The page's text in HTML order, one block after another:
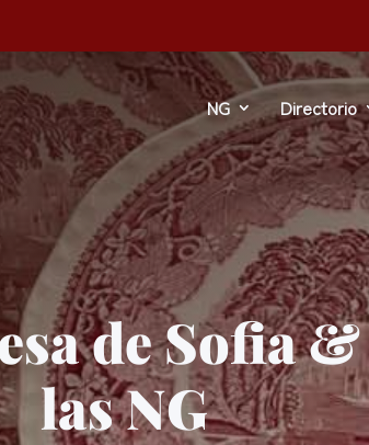
NG Directorio
de Sofia &
las NG